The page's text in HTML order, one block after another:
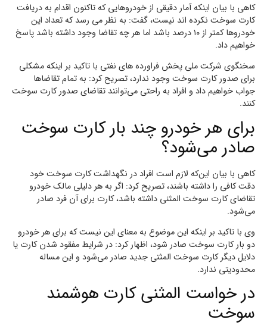
کاهی با بیان اینکه آمار دقیقی از خودروهایی که تاکنون اقدام به دریافت
کارت سوخت نکرده اند نیست، گفت: به نظر می رسد که تعداد این
خودروها کمتر از ۱۰ درصد باشد اما هر چه تقاضا وجود داشته باشد پاسخ
خواهیم داد.
سخنگوی شرکت ملی پخش فراورده های نفتی با تاکید بر اینکه مشکلی
برای صدور کارت سوخت وجود ندارد، تصریح کرد: به تمام تقاضاها
جواب خواهیم داد و افراد به راحتی می‌توانند تقاضای صدور کارت سوخت
کنند.
برای هر خودرو چند بار کارت سوخت
صادر می‌شود؟
کاهی با بیان این‌که لازم است افراد در نگهداشت کارت سوخت خود
دقت کافی را داشته باشند، تصریح کرد: اگر به هر دلیلی مالک خودرو
تقاضای کارت سوخت المثنی داشته باشد، کارت برای آن فرد صادر
می‌شود.
وی با تاکید بر اینکه این موضوع به معنای این نیست که برای هر خودرو
دو بار کارت سوخت صادر شود، اظهار کرد: در شرایط مفقود شدن کارت یا
دلایل دیگر کارت سوخت المثنی جدید صادر می‌شود و این مساله
محدودیتی ندارد.
در خواست المثنی کارت هوشمند
سوخت